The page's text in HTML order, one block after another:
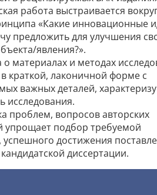
работа выстраивается
«Какие инновационные
предложить для улучшения
явления?».
о материалах и методах
в краткой, лаконичной форме с
важных деталей,
исследования.
проблем, вопросов авторских
упрощает подбор требуемой
успешного достижения
диссертации.